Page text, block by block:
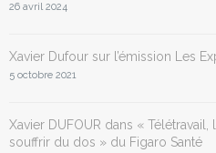
26 avril 2024
Xavier Dufour sur l’émission Les
5 octobre 2021
Xavier DUFOUR dans «
souffrir du dos » du Figaro Santé